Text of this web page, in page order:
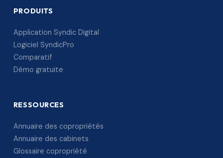
PRODUITS
Application Syndic Digital
Logiciel SyndicPro
Comparatif
Démo gratuite
RESSOURCES
Annuaire des copropriétés
Annuaire des cabinets
Glossaire copropriété